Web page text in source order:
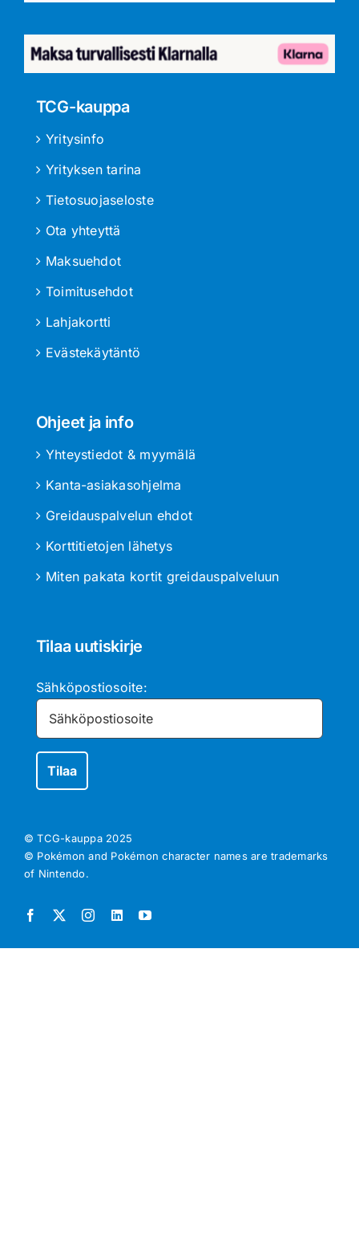
TCG-kauppa
Yritysinfo
Yrityksen tarina
Tietosuojaseloste
Ota yhteyttä
Maksuehdot
Toimitusehdot
Lahjakortti
Evästekäytäntö
Ohjeet ja info
Yhteystiedot & myymälä
Kanta-asiakasohjelma
Greidauspalvelun ehdot
Korttitietojen lähetys
Miten pakata kortit greidauspalveluun
Tilaa uutiskirje
Sähköpostiosoite:
© TCG-kauppa 2025
© Pokémon and Pokémon character names are trademarks
of Nintendo.